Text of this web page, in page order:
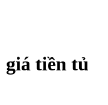
giá tiền tủ